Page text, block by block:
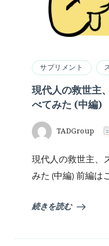
サプリメント
現代人の救世主
べてみた (中編)
TADGroup
現代人の救世主、
みた (中編) 前編は
続きを読む